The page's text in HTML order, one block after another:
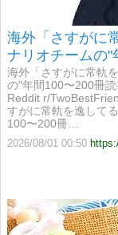
海外「さすがに
ナリオチームの"
【海外の反応】
海外「さすがに常軌
の"年間100〜200冊
Reddit r/
すがに常軌を逸して
100〜200冊…
2026/08/01 00:50